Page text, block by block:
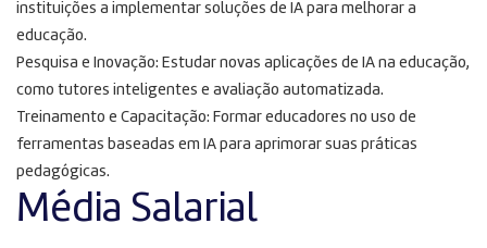
instituições a implementar soluções de IA para melhorar a
educação.
Pesquisa e Inovação: Estudar novas aplicações de IA na educação,
como tutores inteligentes e avaliação automatizada.
Treinamento e Capacitação: Formar educadores no uso de
ferramentas baseadas em IA para aprimorar suas práticas
pedagógicas.
Média Salarial